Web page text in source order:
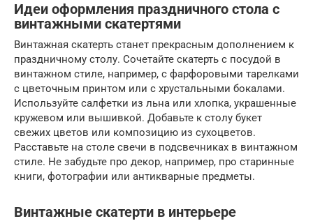
Идеи оформления праздничного стола с
винтажными скатертями
Винтажная скатерть станет прекрасным дополнением к
праздничному столу. Сочетайте скатерть с посудой в
винтажном стиле, например, с фарфоровыми тарелками
с цветочным принтом или с хрустальными бокалами.
Используйте салфетки из льна или хлопка, украшенные
кружевом или вышивкой. Добавьте к столу букет
свежих цветов или композицию из сухоцветов.
Расставьте на столе свечи в подсвечниках в винтажном
стиле. Не забудьте про декор, например, про старинные
книги, фотографии или антикварные предметы.
Винтажные скатерти в интерьере